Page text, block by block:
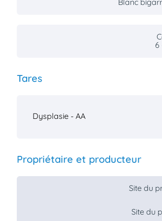
Blanc
6
Tares
Dysplasie - AA
Propriétaire et producteur
Site du
Site du